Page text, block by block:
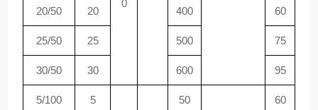
0
20/50 20 400 60
25/50 25 500 75
30/50 30 600 95
5/100 5 50 60